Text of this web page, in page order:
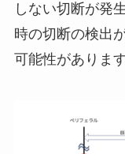
しない切断が発
時の切断の検出
可能性があります